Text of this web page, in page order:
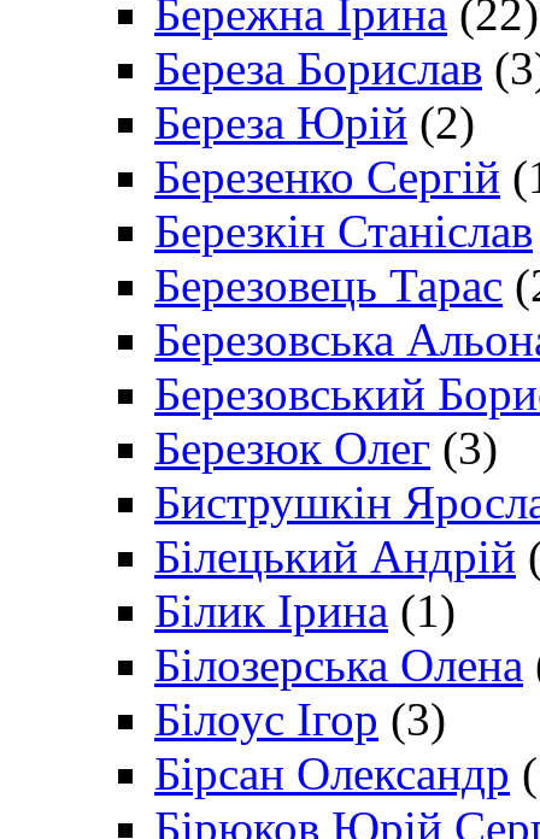
Бережна Ірина (22)
Береза Борислав
Береза Юрій (2)
Березенко Сергій
Березкін Станіслав
Березовець Тарас
Березовська
Березовський
Березюк Олег (3)
Биструшкін
Білецький Андрій
Білик Ірина (1)
Білозерська Олена
Білоус Ігор (3)
Бірсан Олександр
Бірюков Юрій